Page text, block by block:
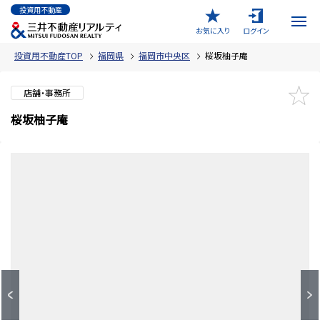
投資用不動産
お気に入り
ログイン
投資用不動産TOP 福岡県 福岡市中央区 桜坂柚子庵
店舗・事務所
桜坂柚子庵